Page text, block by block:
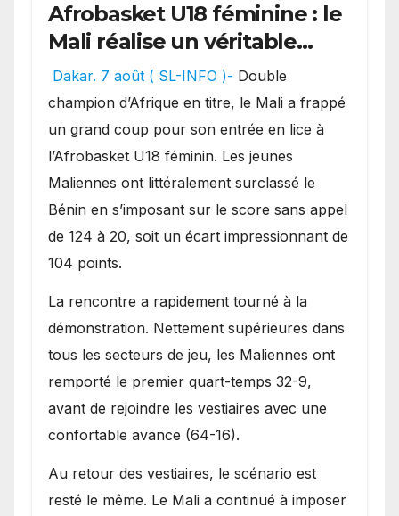
Afrobasket U18 féminine : le
Mali réalise un véritable
festival offensif et inflige
une lourde défaite au
Bénin.
Dakar. 7 août ( SL-INFO )- Double
champion d’Afrique en titre, le Mali a frappé
un grand coup pour son entrée en lice à
l’Afrobasket U18 féminin. Les jeunes
Maliennes ont littéralement surclassé le
Bénin en s’imposant sur le score sans appel
de 124 à 20, soit un écart impressionnant de
104 points.
La rencontre a rapidement tourné à la
démonstration. Nettement supérieures dans
tous les secteurs de jeu, les Maliennes ont
remporté le premier quart-temps 32-9,
avant de rejoindre les vestiaires avec une
confortable avance (64-16).
Au retour des vestiaires, le scénario est
resté le même. Le Mali a continué à imposer